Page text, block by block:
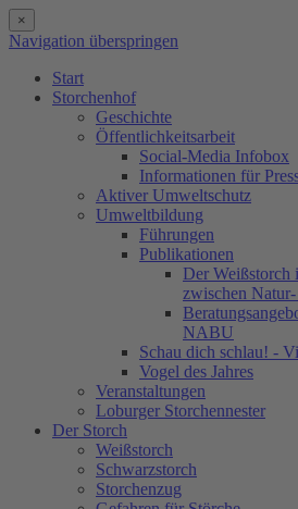
×
Navigation überspringen
Start
Storchenhof
Geschichte
Öffentlichkeitsarbeit
Social-Media Infobox
Informationen für
Aktiver Umweltschutz
Umweltbildung
Führungen
Publikationen
Der Weißstorch
zwischen
NABU
Schau dich schlau! -
Vogel des Jahres
Veranstaltungen
Loburger Storchennester
Der Storch
Weißstorch
Schwarzstorch
Storchenzug